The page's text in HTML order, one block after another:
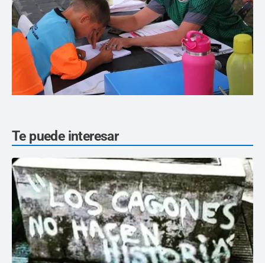
Te puede interesar